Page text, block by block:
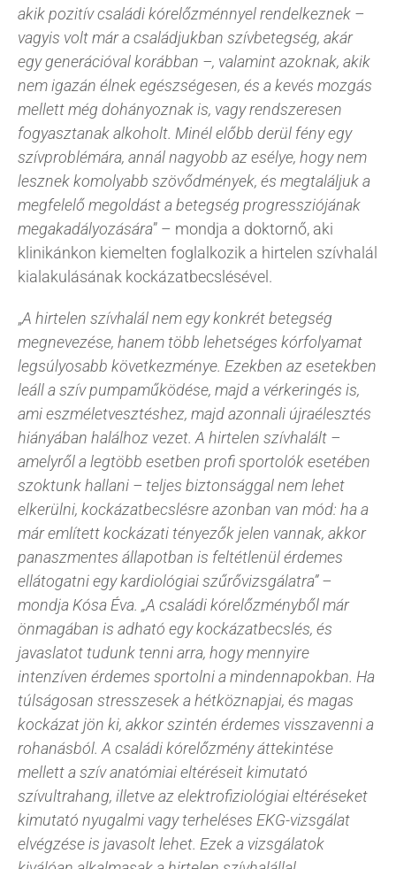
akik pozitív családi kórelőzménnyel rendelkeznek –
vagyis volt már a családjukban szívbetegség, akár
egy generációval korábban –, valamint azoknak, akik
nem igazán élnek egészségesen, és a kevés mozgás
mellett még dohányoznak is, vagy rendszeresen
fogyasztanak alkoholt. Minél előbb derül fény egy
szívproblémára, annál nagyobb az esélye, hogy nem
lesznek komolyabb szövődmények, és megtaláljuk a
megfelelő megoldást a betegség progressziójának
megakadályozására” – mondja a doktornő, aki
klinikánkon kiemelten foglalkozik a hirtelen szívhalál
kialakulásának kockázatbecslésével.
„A hirtelen szívhalál nem egy konkrét betegség
megnevezése, hanem több lehetséges kórfolyamat
legsúlyosabb következménye. Ezekben az esetekben
leáll a szív pumpaműködése, majd a vérkeringés is,
ami eszméletvesztéshez, majd azonnali újraélesztés
hiányában halálhoz vezet. A hirtelen szívhalált –
amelyről a legtöbb esetben profi sportolók esetében
szoktunk hallani – teljes biztonsággal nem lehet
elkerülni, kockázatbecslésre azonban van mód: ha a
már említett kockázati tényezők jelen vannak, akkor
panaszmentes állapotban is feltétlenül érdemes
ellátogatni egy kardiológiai szűrővizsgálatra” –
mondja Kósa Éva. „A családi kórelőzményből már
önmagában is adható egy kockázatbecslés, és
javaslatot tudunk tenni arra, hogy mennyire
intenzíven érdemes sportolni a mindennapokban. Ha
túlságosan stresszesek a hétköznapjai, és magas
kockázat jön ki, akkor szintén érdemes visszavenni a
rohanásból. A családi kórelőzmény áttekintése
mellett a szív anatómiai eltéréseit kimutató
szívultrahang, illetve az elektrofiziológiai eltéréseket
kimutató nyugalmi vagy terheléses EKG-vizsgálat
elvégzése is javasolt lehet. Ezek a vizsgálatok